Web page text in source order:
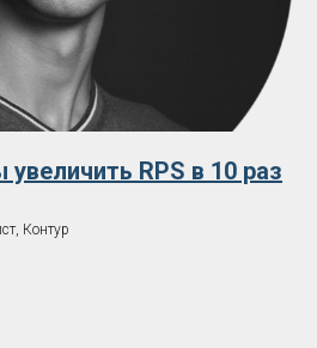
RPS в 10 раз
Контур